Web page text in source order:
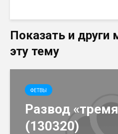
Показать и други
эту тему
ФЕТВЫ
Развод
(130320)